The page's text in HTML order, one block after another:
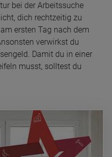
bei der Arbeitssuche
dich rechtzeitig zu
ersten Tag nach dem
verwirkst du
Damit du in einer
musst, solltest du